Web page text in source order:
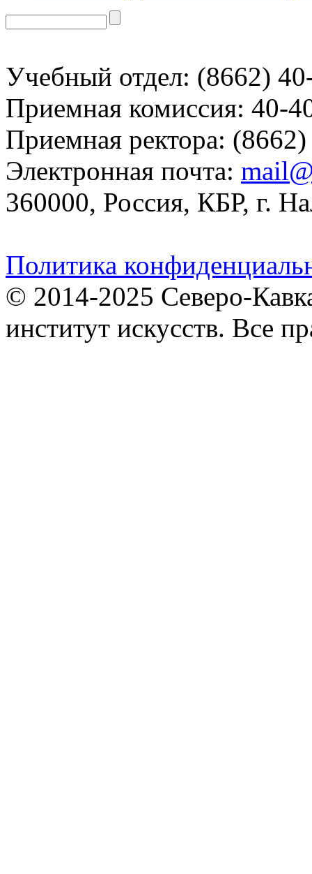
Учебный отдел: (8662)
Приемная комиссия: 40-
Приемная ректора:
Электронная почта:
360000, Россия, КБР, г.
Политика
© 2014-2025 Северо-
институт искусств. Все